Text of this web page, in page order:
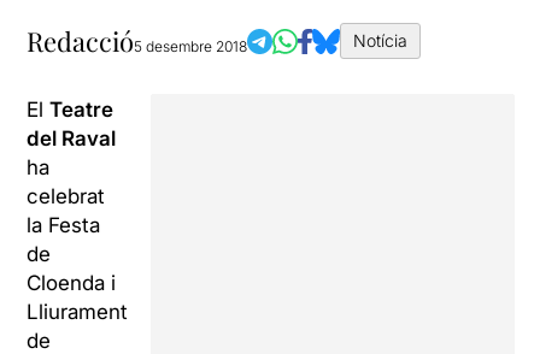
Redacció5 desembre 2018 Notícia
ElTeatre
del Raval
ha
celebrat
la Festa
de
Cloenda i
Lliurament
de